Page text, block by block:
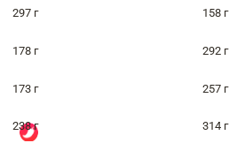
297 г 158 г
178 г 292 г
173 г 257 г
238 г 314 г